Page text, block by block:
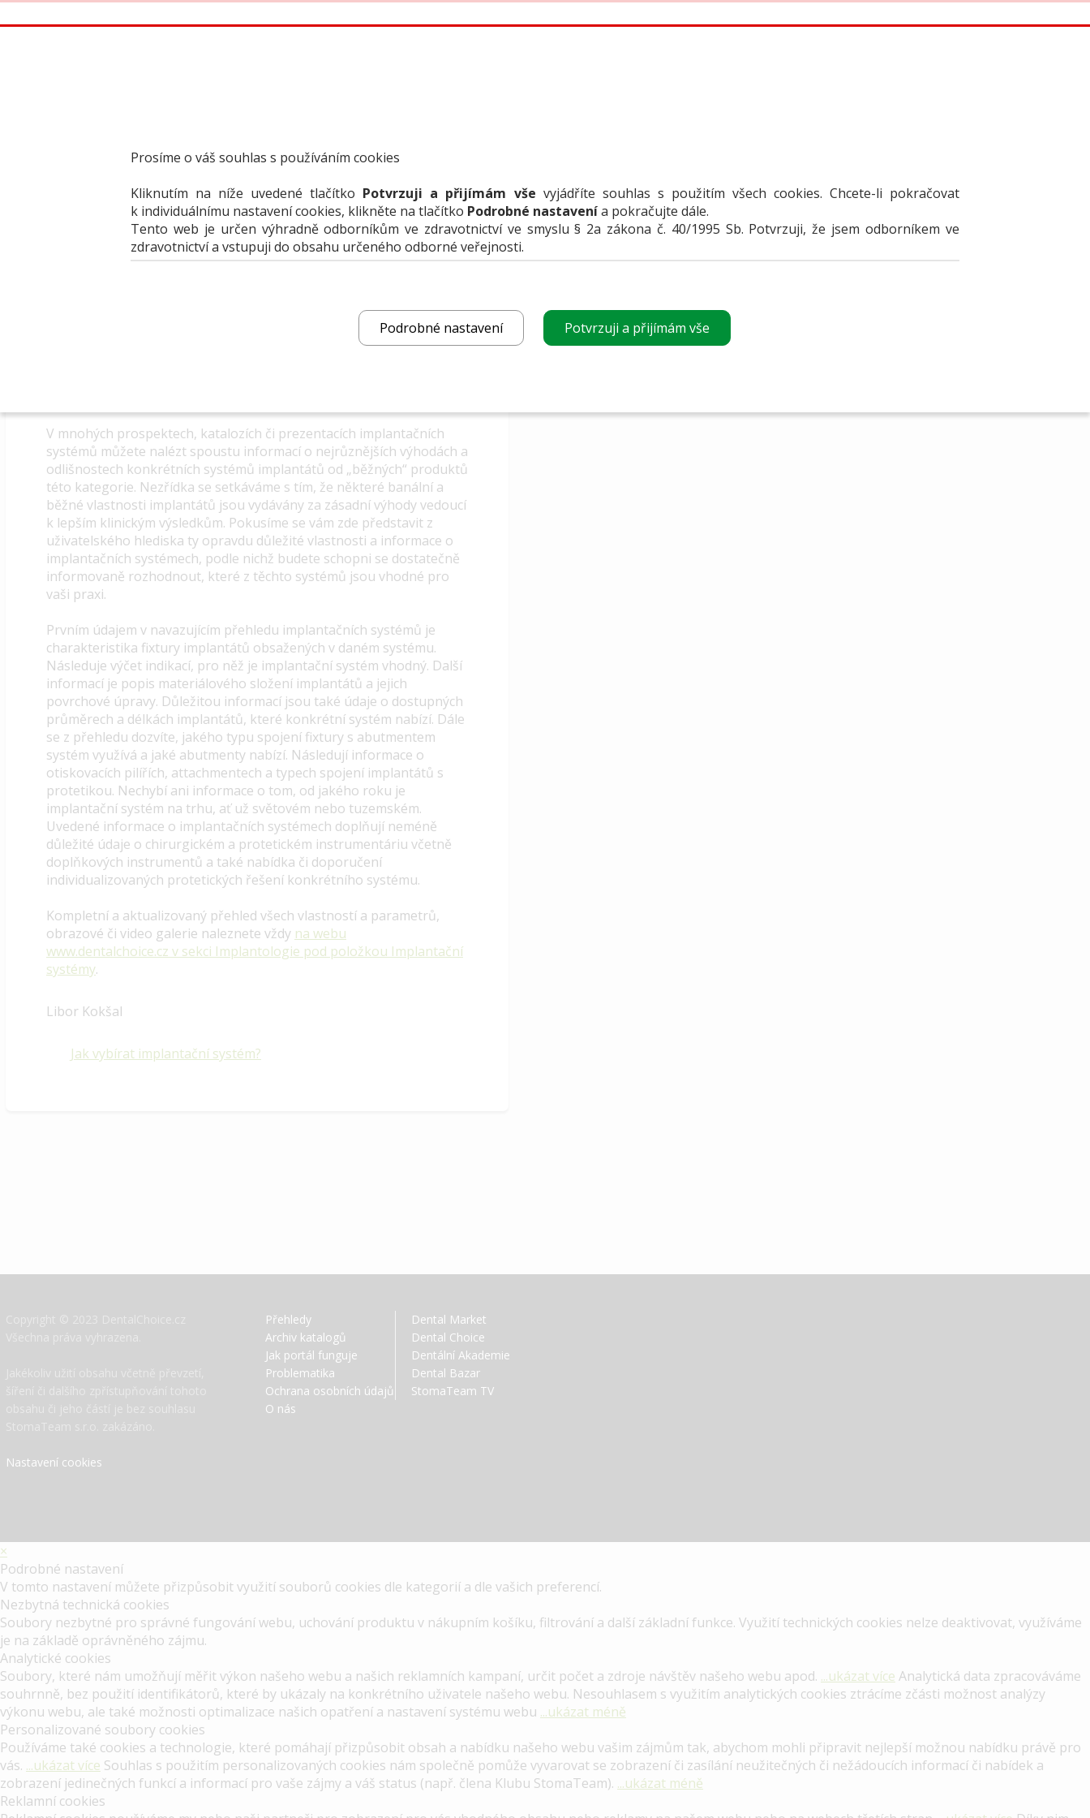
Archiv katalogů Jak portál funguje
Implantační systémy Jak vybírat implantační systém?
Jak vybírat implantační systém?
V mnohých prospektech, katalozích či prezentacích implantačních
systémů můžete nalézt spoustu informací o nejrůznějších výhodách a
odlišnostech konkrétních systémů implantátů od „běžných“ produktů
této kategorie. Nezřídka se setkáváme s tím, že některé banální a
běžné vlastnosti implantátů jsou vydávány za zásadní výhody vedoucí
k lepším klinickým výsledkům. Pokusíme se vám zde představit z
uživatelského hlediska ty opravdu důležité vlastnosti a informace o
implantačních systémech, podle nichž budete schopni se dostatečně
informovaně rozhodnout, které z těchto systémů jsou vhodné pro
vaši praxi.
Prvním údajem v navazujícím přehledu implantačních systémů je
charakteristika fixtury implantátů obsažených v daném systému.
Následuje výčet indikací, pro něž je implantační systém vhodný. Další
informací je popis materiálového složení implantátů a jejich
povrchové úpravy. Důležitou informací jsou také údaje o dostupných
průměrech a délkách implantátů, které konkrétní systém nabízí. Dále
se z přehledu dozvíte, jakého typu spojení fixtury s abutmentem
systém využívá a jaké abutmenty nabízí. Následují informace o
otiskovacích pilířích, attachmentech a typech spojení implantátů s
protetikou. Nechybí ani informace o tom, od jakého roku je
implantační systém na trhu, ať už světovém nebo tuzemském.
Uvedené informace o implantačních systémech doplňují neméně
důležité údaje o chirurgickém a protetickém instrumentáriu včetně
doplňkových instrumentů a také nabídka či doporučení
individualizovaných protetických řešení konkrétního systému.
Kompletní a aktualizovaný přehled všech vlastností a parametrů,
obrazové či video galerie naleznete vždy na webu
www.dentalchoice.cz v sekci Implantologie pod položkou Implantační
systémy.
Libor Kokšal
Jak vybírat implantační systém?
Přehledy
Archiv katalogů
Jak portál funguje
Problematika
Ochrana osobních údajů
O nás
Dental Market
Dental Choice
Dentální Akademie
Dental Bazar
StomaTeam TV
Nastavení cookies
Prosíme o váš souhlas s používáním cookies
Kliknutím na níže uvedené tlačítko Potvrzuji a přijímám vše vyjádříte souhlas s použitím všech cookies. Chcete-li pokračovat
k individuálnímu nastavení cookies, klikněte na tlačítko Podrobné nastavenía pokračujte dále.
Tento web je určen výhradně odborníkům ve zdravotnictví ve smyslu § 2a zákona č. 40/1995 Sb. Potvrzuji, že jsem odborníkem ve
zdravotnictví a vstupuji do obsahu určeného odborné veřejnosti.
Podrobné nastavení Potvrzuji a přijímám vše
×
Podrobné nastavení
V tomto nastavení můžete přizpůsobit využití souborů cookies dle kategorií a dle vašich preferencí.
Nezbytná technická cookies
Soubory nezbytné pro správné fungování webu, uchování produktu v nákupním košíku, filtrování a další základní funkce. Využití technických cookies nelze deaktivovat, využíváme
je na základě oprávněného zájmu.
Analytické cookies
Soubory, které nám umožňují měřit výkon našeho webu a našich reklamních kampaní, určit počet a zdroje návštěv našeho webu apod. ...ukázat více Analytická data zpracováváme
souhrnně, bez použití identifikátorů, které by ukázaly na konkrétního uživatele našeho webu. Nesouhlasem s využitím analytických cookies ztrácíme zčásti možnost analýzy
výkonu webu, ale také možnosti optimalizace našich opatření a nastavení systému webu ...ukázat méně
Personalizované soubory cookies
Používáme také cookies a technologie, které pomáhají přizpůsobit obsah a nabídku našeho webu vašim zájmům tak, abychom mohli připravit nejlepší možnou nabídku právě pro
vás. ...ukázat více Souhlas s použitím personalizovaných cookies nám společně pomůže vyvarovat se zobrazení či zasílání neužitečných či nežádoucích informací či nabídek a
zobrazení jedinečných funkcí a informací pro vaše zájmy a váš status (např. člena Klubu StomaTeam). ...ukázat méně
Reklamní cookies